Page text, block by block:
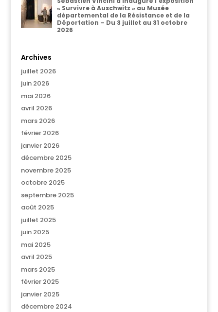
« Survivre à Auschwitz » au Musée
départemental de la Résistance et de la
Déportation – Du 3 juillet au 31 octobre
2026
Archives
juillet 2026
juin 2026
mai 2026
avril 2026
mars 2026
février 2026
janvier 2026
décembre 2025
novembre 2025
octobre 2025
septembre 2025
août 2025
juillet 2025
juin 2025
mai 2025
avril 2025
mars 2025
février 2025
janvier 2025
décembre 2024